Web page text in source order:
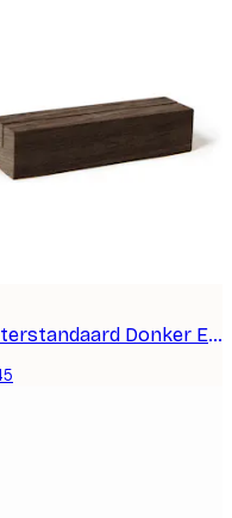
Posterstandaard Donker Eiken Blok